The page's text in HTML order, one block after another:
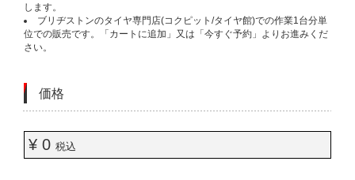
します。
ブリヂストンのタイヤ専門店(コクピット/タイヤ館)での作業1台分単
位での販売です。「カートに追加」又は「今すぐ予約」よりお進みくだ
さい。
価格
¥ 0 税込